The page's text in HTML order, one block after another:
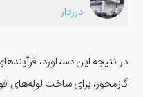
درزدار
در نتیجه این دستاورد،
گازمحور، برای ساخت